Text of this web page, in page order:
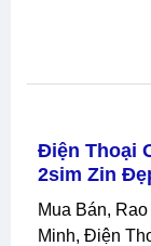
Điện Thoại
2sim Zin
Mua Bán, Rao Vặt Điện Thoại Hồ Chí Minh Hồ Chí
Minh, Điện